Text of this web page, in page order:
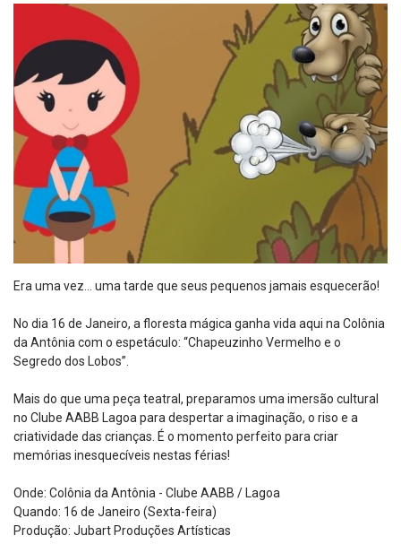
Era uma vez... uma tarde que seus pequenos jamais esquecerão!
No dia 16 de Janeiro, a floresta mágica ganha vida aqui na Colônia
da Antônia com o espetáculo: “Chapeuzinho Vermelho e o
Segredo dos Lobos”.
Mais do que uma peça teatral, preparamos uma imersão cultural
no Clube AABB Lagoa para despertar a imaginação, o riso e a
criatividade das crianças. É o momento perfeito para criar
memórias inesquecíveis nestas férias!
Onde: Colônia da Antônia - Clube AABB / Lagoa
Quando: 16 de Janeiro (Sexta-feira)
Produção: Jubart Produções Artísticas